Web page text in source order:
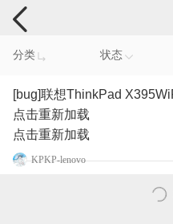
电脑反馈
分类 状态
[bug]联想ThinkPad
点击重新加载
点击重新加载
KPKP-lenovo